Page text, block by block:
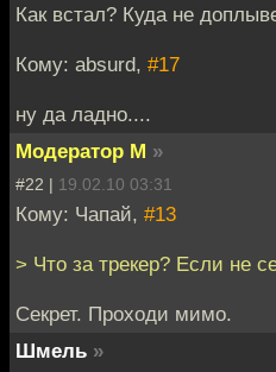
Как встал? Куда не
Кому: absurd, #17
ну да ладно....
Модератор М »
#22 | 19.02.10 03:31
Кому: Чапай, #13
> Что за трекер? Если не
Секрет. Проходи мимо.
Шмель »